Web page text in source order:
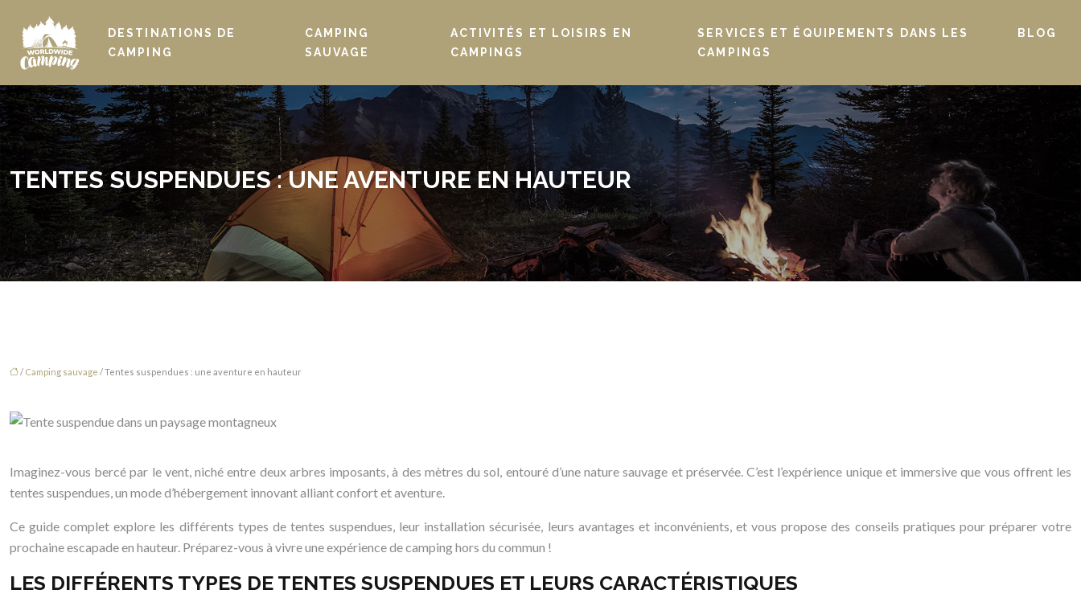
DESTINATIONS DE
CAMPING
CAMPING
SAUVAGE
ACTIVITÉS ET LOISIRS EN
CAMPINGS
SERVICES ET ÉQUIPEMENTS DANS LES
CAMPINGS
BLOG
TENTES SUSPENDUES : UNE AVENTURE EN HAUTEUR
/ Camping sauvage / Tentes suspendues : une aventure en hauteur
Imaginez-vous bercé par le vent, niché entre deux arbres imposants, à des mètres du sol, entouré d’une nature sauvage et préservée. C’est l’expérience unique et immersive que vous offrent les
tentes suspendues, un mode d’hébergement innovant alliant confort et aventure.
Ce guide complet explore les différents types de tentes suspendues, leur installation sécurisée, leurs avantages et inconvénients, et vous propose des conseils pratiques pour préparer votre
prochaine escapade en hauteur. Préparez-vous à vivre une expérience de camping hors du commun !
LES DIFFÉRENTS TYPES DE TENTES SUSPENDUES ET LEURS CARACTÉRISTIQUES